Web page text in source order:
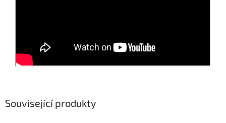
Související produkty